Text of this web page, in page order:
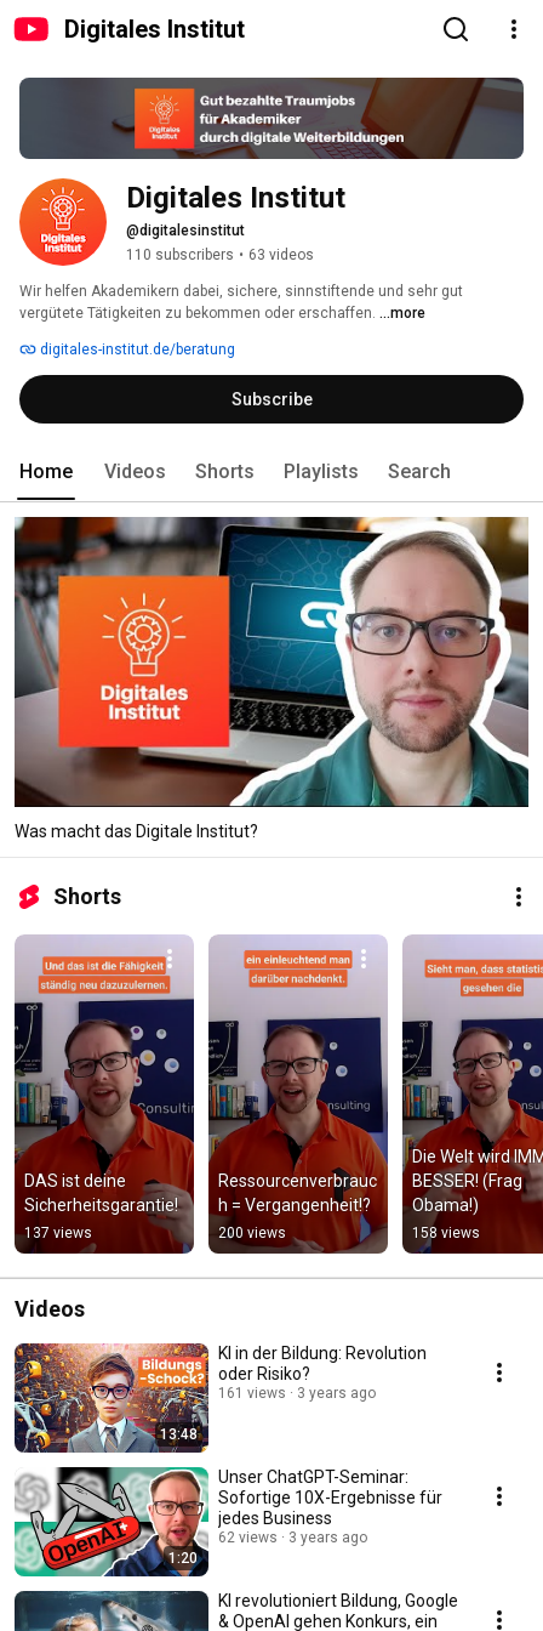
Digitales Institut
Digitales Institut
@digitalesinstitut
110 subscribers • 63 videos
Wir helfen Akademikern dabei, sichere, sinnstiftende und sehr gut
vergütete Tätigkeiten zu bekommen oder erschaffen. ...more
digitales-institut.de/beratung
Subscribe
Home Videos Shorts Playlists Search
Was macht das Digitale Institut?
Shorts
DAS ist deine
Sicherheitsgarantie!
137 views
Ressourcenverbrauc
h = Vergangenheit!?
200 views
Die Welt wird
BESSER! (Frag
Obama!)
158 views
Videos
13:48
KI in der Bildung: Revolution
oder Risiko?
161 views 3 years ago
1:20
Unser ChatGPT-Seminar:
Sofortige 10X-Ergebnisse für
jedes Business
62 views 3 years ago
KI revolutioniert Bildung, Google
& OpenAI gehen Konkurs, ein